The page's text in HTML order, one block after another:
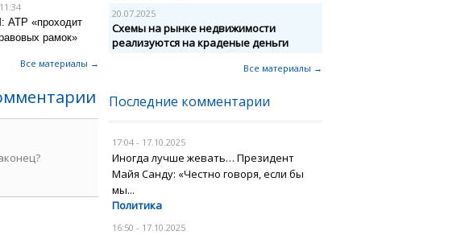
АТР «проходит
рамок»
Все материалы →
20.07.2025
Схемы на рынке недвижимости
реализуются на краденые деньги
Все материалы →
Последние комментарии
17:04 - 17.10.2025
Иногда лучше жевать… Президент
Майя Санду: «Честно говоря, если бы
мы...
Политика
16:50 - 17.10.2025